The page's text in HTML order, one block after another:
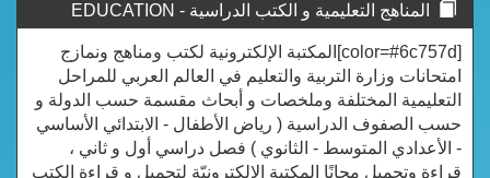
المناهج التعليمية و الكتب الدراسية - EDUCATION
CURRICULUM[color=#6c757d]المكتبة الإلكترونية لكتب ومناهج ونمازج
امتحانات وزارة التربية والتعليم في العالم العربي للمراحل
التعليمية المختلفة وملخصات و أبحاث مقسمة حسب الدولة و
حسب الصفوف الدراسية ( رياض الأطفال - الابتدائي الأساسي
- الأعدادي المتوسط - الثانوي ) فصل دراسي أول و ثاني ،
قراءة وتحميل مجانًا المكتبة الإلكترونيّة لتحميل و قراءة الكتب